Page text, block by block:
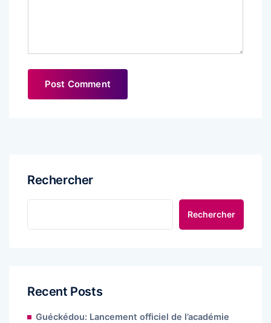
Rechercher
Rechercher
Recent Posts
Guéckédou: Lancement officiel de l’académie